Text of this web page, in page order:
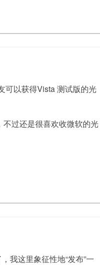
可以获得Vista 测试版的光
过还是很喜欢收微软的光
我这里象征性地“发布”一